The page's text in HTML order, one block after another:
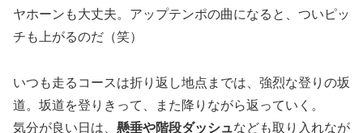
ヤホーンも大丈夫。アップテンポの曲になると、ついピッ
チも上がるのだ（笑）
いつも走るコースは折り返し地点までは、強烈な登りの坂
道。坂道を登りきって、また降りながら返っていく。
気分が良い日は、 懸垂や階段ダッシュなども取り入れなが